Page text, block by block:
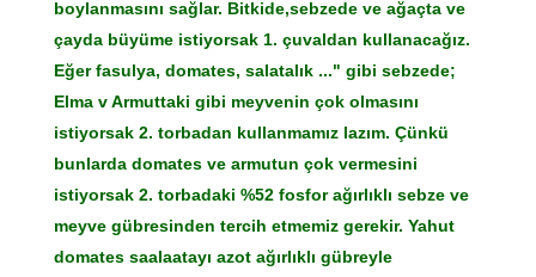
boylanmasını sağlar. Bitkide,sebzede ve ağaçta ve
çayda büyüme istiyorsak 1. çuvaldan kullanacağız.
Eğer fasulya, domates, salatalık ..." gibi sebzede;
Elma v Armuttaki gibi meyvenin çok olmasını
istiyorsak 2. torbadan kullanmamız lazım. Çünkü
bunlarda domates ve armutun çok vermesini
istiyorsak 2. torbadaki %52 fosfor ağırlıklı sebze ve
meyve gübresinden tercih etmemiz gerekir. Yahut
domates saalaatayı azot ağırlıklı gübreyle